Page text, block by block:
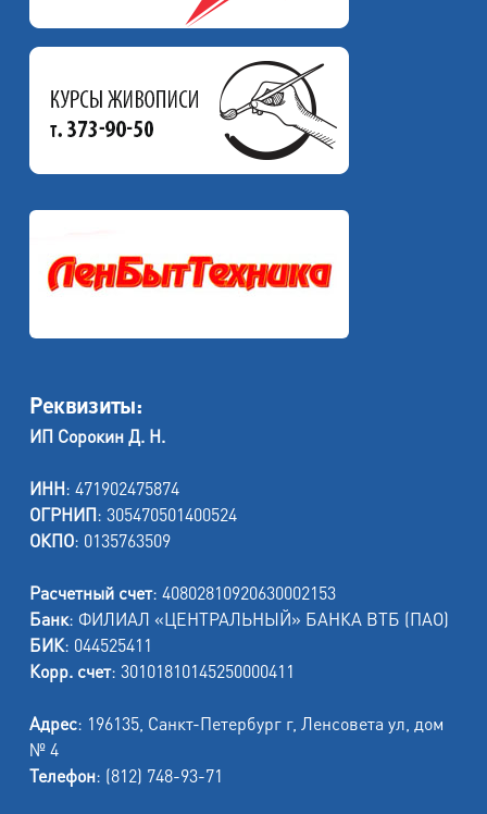
Реквизиты:
ИП Сорокин Д. Н.
ИНН: 471902475874
ОГРНИП: 305470501400524
ОКПО: 0135763509
Расчетный счет: 40802810920630002153
Банк: ФИЛИАЛ «ЦЕНТРАЛЬНЫЙ» БАНКА ВТБ (ПАО)
БИК: 044525411
Корр. счет: 30101810145250000411
Адрес: 196135, Санкт-Петербург г, Ленсовета ул, дом
№ 4
Телефон: (812) 748-93-71